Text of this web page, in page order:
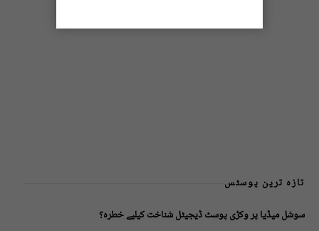
تازہ ترین پوسٹس
سوشل میڈیا پر وکڑی پوسٹ ڈیجیٹل شناخت کیلیے خطرہ؟